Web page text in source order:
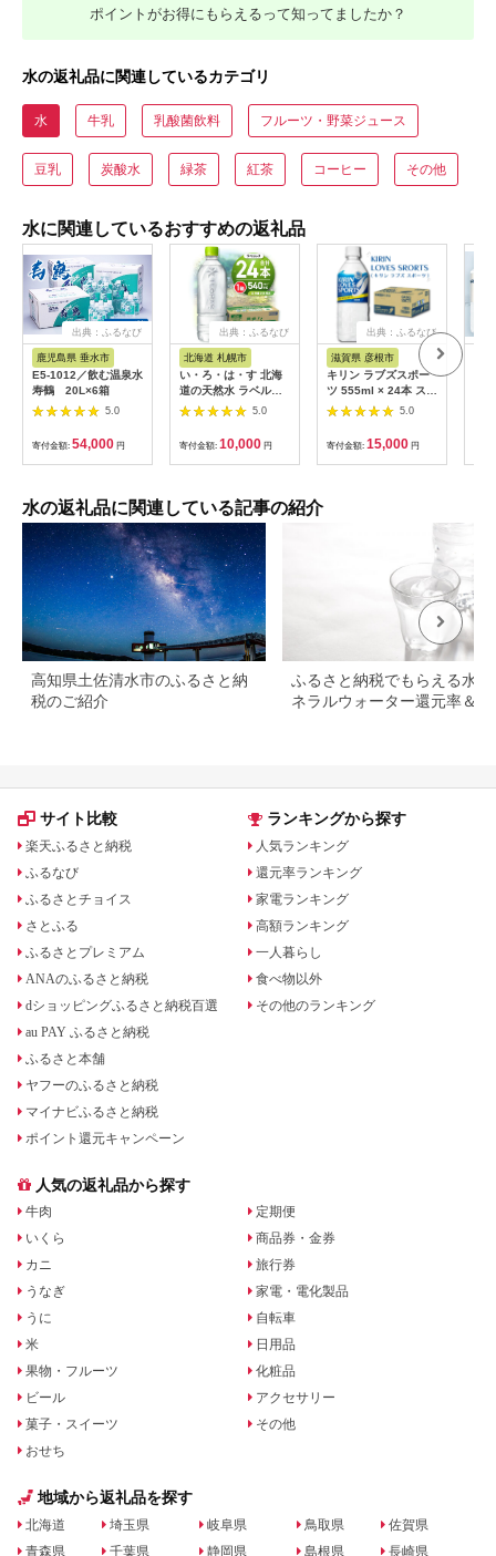
ポイントがお得にもらえるって知ってましたか？
水の返礼品に関連しているカテゴリ
水 牛乳 乳酸菌飲料 フルーツ・野菜ジュース
豆乳 炭酸水 緑茶 紅茶 コーヒー その他
水に関連しているおすすめの返礼品
出典：ふるなび
鹿児島県 垂水市
E5-1012／飲む温泉水
寿鶴 20L×6箱
5.0
寄付金額: 54,000 円
出典：ふるなび
北海道 札幌市
い・ろ・は・す 北海
道の天然水 ラベルレ
ス 540mlPET×24本
5.0
寄付金額: 10,000 円
出典：ふるなび
滋賀県 彦根市
キリン ラブズスポー
ツ 555ml × 24本 スポ
ーツドリンク
5.0
寄付金額: 15,000 円
水の返礼品に関連している記事の紹介
高知県土佐清水市のふるさと納
税のご紹介
ふるさと納税でもらえる水・
ネラルウォーター還元率＆レ
サイト比較
楽天ふるさと納税
ふるなび
ふるさとチョイス
さとふる
ふるさとプレミアム
ANAのふるさと納税
dショッピングふるさと納税百選
au PAY ふるさと納税
ふるさと本舗
ヤフーのふるさと納税
マイナビふるさと納税
ポイント還元キャンペーン
ランキングから探す
人気ランキング
還元率ランキング
家電ランキング
高額ランキング
一人暮らし
食べ物以外
その他のランキング
人気の返礼品から探す
牛肉
いくら
カニ
うなぎ
うに
米
果物・フルーツ
ビール
菓子・スイーツ
おせち
定期便
商品券・金券
旅行券
家電・電化製品
自転車
日用品
化粧品
アクセサリー
その他
地域から返礼品を探す
北海道
青森県
埼玉県
千葉県
岐阜県
静岡県
鳥取県
島根県
佐賀県
長崎県